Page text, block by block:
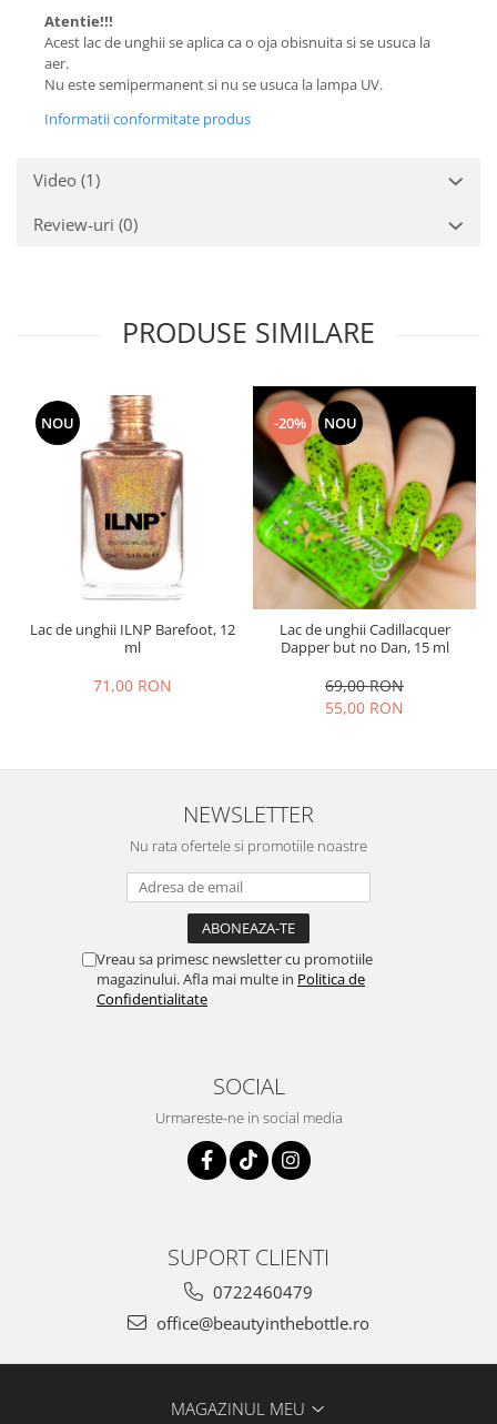
Atentie!!!
Acest lac de unghii se aplica ca o oja obisnuita si se usuca la
aer.
Nu este semipermanent si nu se usuca la lampa UV.
Informatii conformitate produs
Video (1)
Review-uri (0)
PRODUSE SIMILARE
NOU
Lac de unghii ILNP Barefoot, 12
ml
71,00 RON
-20% NOU
Lac de unghii Cadillacquer
Dapper but no Dan, 15 ml
69,00 RON
55,00 RON
NEWSLETTER
Nu rata ofertele si promotiile noastre
Vreau sa primesc newsletter cu promotiile
magazinului. Afla mai multe in Politica de
Confidentialitate
SOCIAL
Urmareste-ne in social media
SUPORT CLIENTI
0722460479
office@beautyinthebottle.ro
MAGAZINUL MEU